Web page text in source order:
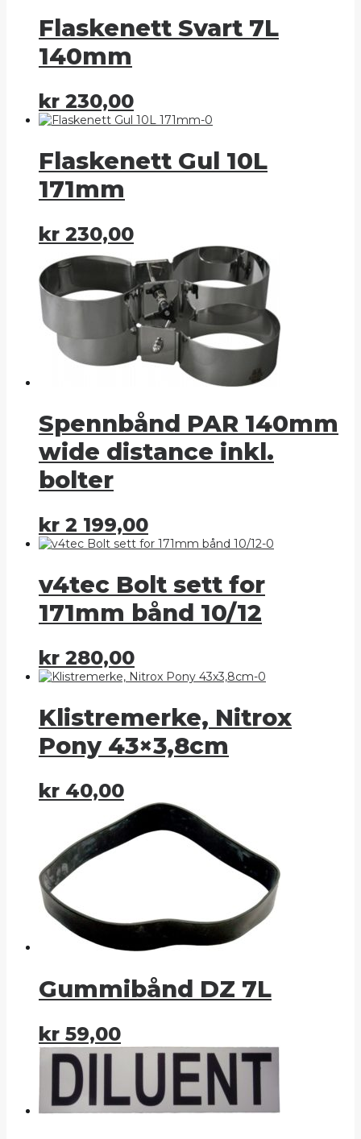
Flaskenett Svart 7L
140mm
kr 230,00
Flaskenett Gul 10L
171mm
kr 230,00
Spennbånd PAR 140mm
wide distance inkl.
bolter
kr 2 199,00
v4tec Bolt sett for
171mm bånd 10/12
kr 280,00
Klistremerke, Nitrox
Pony 43×3,8cm
kr 40,00
Gummibånd DZ 7L
kr 59,00